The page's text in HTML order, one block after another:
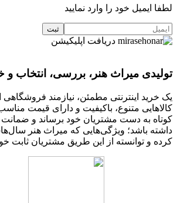
لطفا ایمیل خود را وارد نمایید
دریافت اپلیکیشن
تولیدی میراث هنر، بررسی، انتخاب و
یک خرید اینترنتی مطمئن، نیازمند فروشگاهی
کالاهایی متنوع، باکیفیت و دارای قیمت
کوتاه به دست مشتریان خود برساند و ضمانت
داشته باشد؛ ویژگی‌هایی که میراث هنر
کرده و توانسته از این طریق مشتریان ثابت